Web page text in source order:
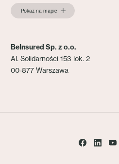
Pokaż na mapie
BeInsured Sp. z o.o.
Al. Solidarności 153 lok. 2
00-877 Warszawa